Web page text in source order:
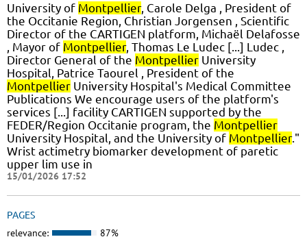
University of Montpellier, Carole Delga , President of
the Occitanie Region, Christian Jorgensen , Scientific
Director of the CARTIGEN platform, Michaël Delafosse
, Mayor of Montpellier, Thomas Le Ludec [...] Ludec ,
Director General of the Montpellier University
Hospital, Patrice Taourel , President of the
Montpellier University Hospital's Medical Committee
Publications We encourage users of the platform's
services [...] facility CARTIGEN supported by the
FEDER/Region Occitanie program, the Montpellier
University Hospital, and the University of Montpellier."
Wrist actimetry biomarker development of paretic
upper lim use in
15/01/2026 17:52
PAGES
relevance: 87%